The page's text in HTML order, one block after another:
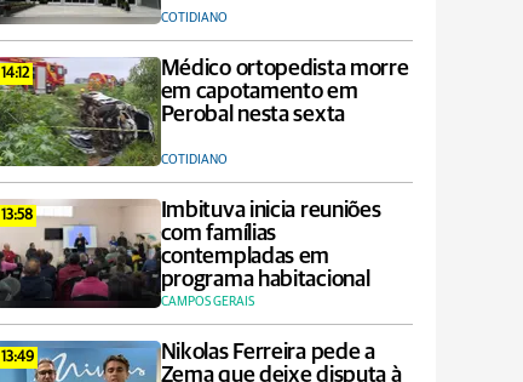
COTIDIANO
14:12
Médico ortopedista morre
em capotamento em
Perobal nesta sexta
COTIDIANO
13:58
Imbituva inicia reuniões
com famílias
contempladas em
programa habitacional
CAMPOS GERAIS
13:49
Nikolas Ferreira pede a
Zema que deixe disputa à